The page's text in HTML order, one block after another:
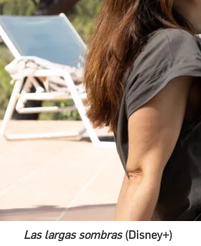
Las largas sombras (Disney+)